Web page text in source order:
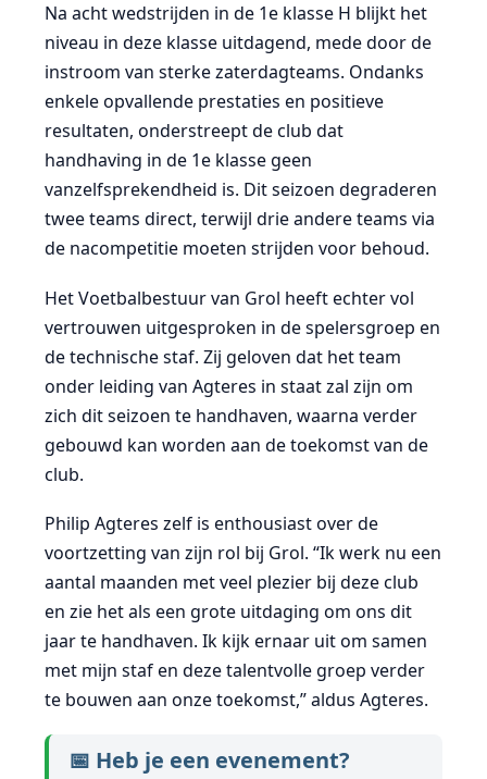
Na acht wedstrijden in de 1e klasse H blijkt het
niveau in deze klasse uitdagend, mede door de
instroom van sterke zaterdagteams. Ondanks
enkele opvallende prestaties en positieve
resultaten, onderstreept de club dat
handhaving in de 1e klasse geen
vanzelfsprekendheid is. Dit seizoen degraderen
twee teams direct, terwijl drie andere teams via
de nacompetitie moeten strijden voor behoud.
Het Voetbalbestuur van Grol heeft echter vol
vertrouwen uitgesproken in de spelersgroep en
de technische staf. Zij geloven dat het team
onder leiding van Agteres in staat zal zijn om
zich dit seizoen te handhaven, waarna verder
gebouwd kan worden aan de toekomst van de
club.
Philip Agteres zelf is enthousiast over de
voortzetting van zijn rol bij Grol. “Ik werk nu een
aantal maanden met veel plezier bij deze club
en zie het als een grote uitdaging om ons dit
jaar te handhaven. Ik kijk ernaar uit om samen
met mijn staf en deze talentvolle groep verder
te bouwen aan onze toekomst,” aldus Agteres.
📅 Heb je een evenement?